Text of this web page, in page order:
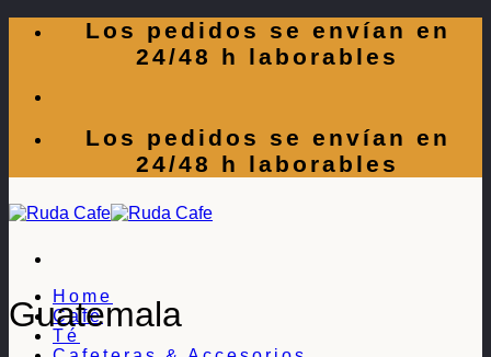
Los pedidos se envían en
24/48 h laborables
Los pedidos se envían en
24/48 h laborables
Home
Café
Té
Guatemala